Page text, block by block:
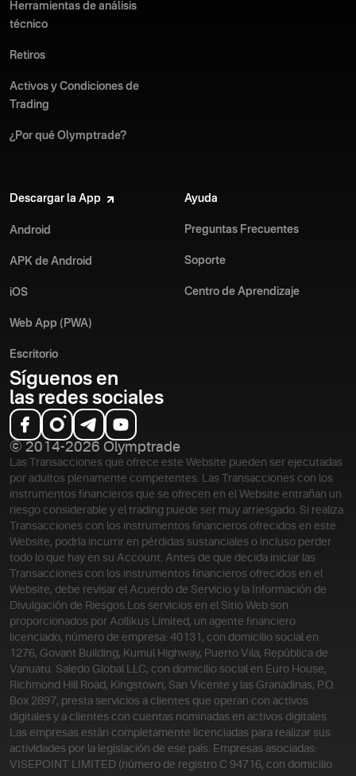
Herramientas de análisis
técnico
Retiros
Activos y Condiciones de
Trading
¿Por qué Olymptrade?
Descargar la App
Android
APK de Android
iOS
Web App (PWA)
Escritorio
Ayuda
Preguntas Frecuentes
Soporte
Centro de Aprendizaje
Síguenos en
las redes sociales
© 2014-2026 Olymptrade
Las Transacciones que ofrece este Website pueden ser ejecutadas
por adultos plenamente competentes. Las Transacciones con los
instrumentos financieros que se ofrecen en el Website entrañan un
riesgo considerable y el trading puede ser muy arriesgado. Si realiza
Transacciones con los instrumentos financieros ofrecidos en este
Website, podría incurrir en pérdidas sustanciales o incluso perder
todo lo que hay en su Account. Antes de que decida iniciar las
Transacciones con los instrumentos financieros ofrecidos en el
Website, debe revisar el Acuerdo de Servicio y la Información de
Divulgación de Riesgos. Los servicios en el Sitio Web son
proporcionados por Aollikus Limited, un agente financiero
licenciado, número de empresa: 40131, con domicilio social en:
1276, Govant Building, Kumul Highway, Puerto Vila, República de
Vanuatu. Saledo Global LLC, con domicilio social en Euro House,
Richmond Hill Road, Kingstown, San Vicente y las Granadinas, P.O.
Box 2897, presta servicios a clientes que operan con activos
digitales y a clientes con cuentas nominadas en activos digitales.
Las empresas están completamente licenciadas para realizar sus
actividades por la legislación de ese país. Empresas asociadas:
VISEPOINT LIMITED (número de registro C 94716, con domicilio